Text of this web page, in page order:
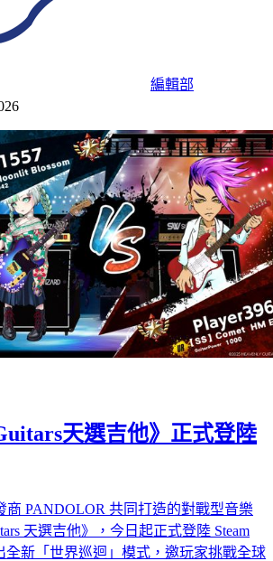
編輯部
天選吉他》正式登陸
商 PANDOLOR 共同打造的對戰型音樂
天選吉他》，今日起正式登陸 Steam
全新「世界巡迴」模式，邀玩家挑戰全球